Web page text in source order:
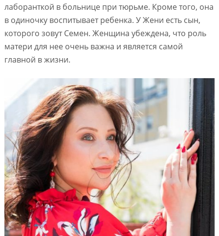
лаборанткой в больнице при тюрьме. Кроме того, она
в одиночку воспитывает ребенка. У Жени есть сын,
которого зовут Семен. Женщина убеждена, что роль
матери для нее очень важна и является самой
главной в жизни.